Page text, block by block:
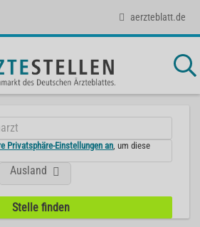
aerzteblatt.de
Privatsphäre-Einstellungen an , um diese
Ausland